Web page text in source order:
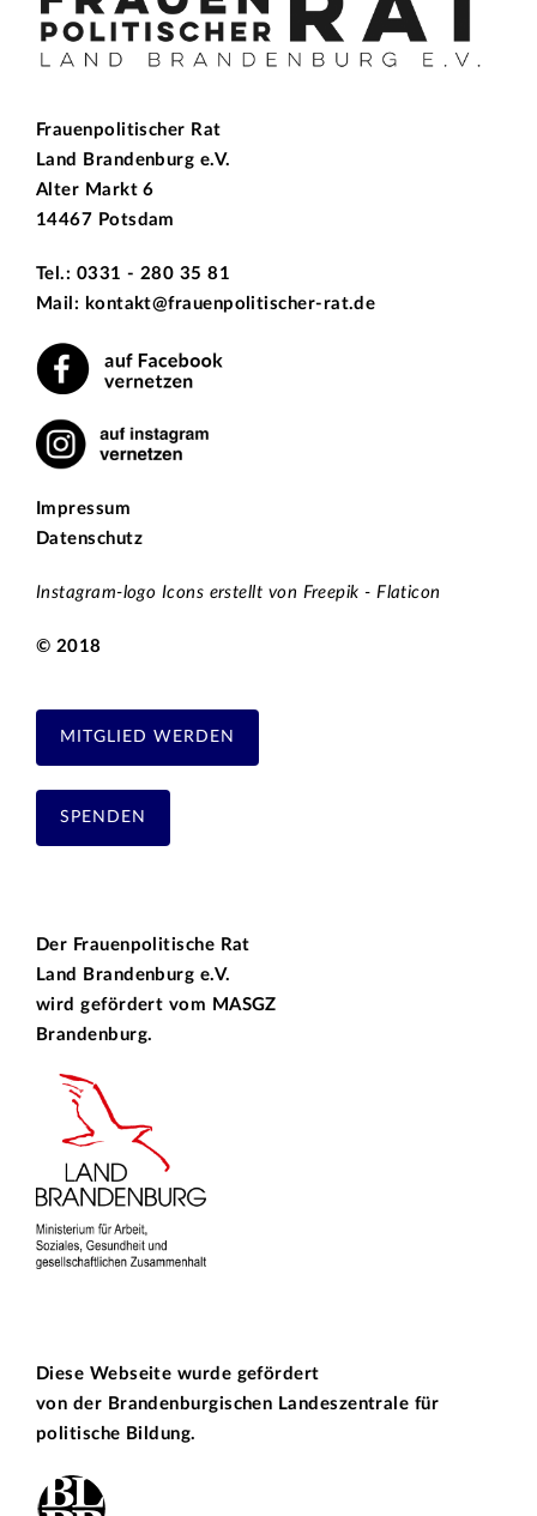
Frauenpolitischer Rat
Land Brandenburg e.V.
Alter Markt 6
14467 Potsdam
Tel.: 0331 - 280 35 81
Mail: kontakt@frauenpolitischer-rat.de
Impressum
Datenschutz
Instagram-logo Icons erstellt von Freepik - Flaticon
© 2018
MITGLIED WERDEN
SPENDEN
Der Frauenpolitische Rat
Land Brandenburg e.V.
wird gefördert vom MASGZ
Brandenburg.
Diese Webseite wurde gefördert
von der Brandenburgischen Landeszentrale für
politische Bildung.